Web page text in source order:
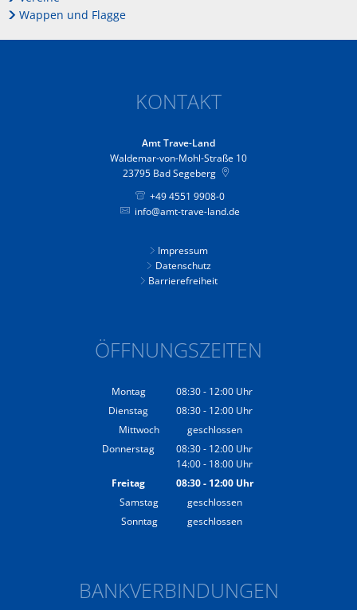
Wappen und Flagge
KONTAKT
Amt Trave-Land
Waldemar-von-Mohl-Straße 10
23795 Bad Segeberg
+49 4551 9908-0
info@amt-trave-land.de
Impressum
Datenschutz
Barrierefreiheit
ÖFFNUNGSZEITEN
Montag 08:30- 12:00 Uhr
Von 08:30 bis 12:00 Uhr
Dienstag 08:30- 12:00 Uhr
Von 08:30 bis 12:00 Uhr
Mittwoch
geschlossen
Donnerstag
08:30- 12:00 Uhr
Von 08:30 bis 12:00 Uhr
14:00- 18:00 Uhr
Von 14:00 bis 18:00 Uhr
Freitag 08:30- 12:00Uhr
Von 08:30 bis 12:00 Uhr
Samstag
geschlossen
Sonntag
geschlossen
BANKVERBINDUNGEN